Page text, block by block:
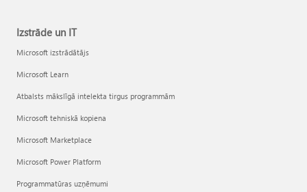
Izstrāde un IT
Microsoft izstrādātājs
Microsoft Learn
Atbalsts mākslīgā intelekta tirgus programmām
Microsoft tehniskā kopiena
Microsoft Marketplace
Microsoft Power Platform
Programmatūras uzņēmumi